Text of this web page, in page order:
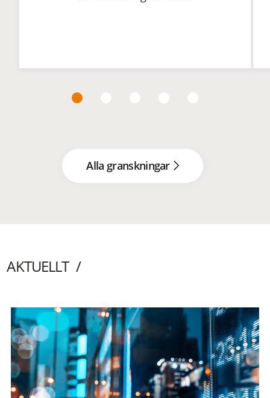
Alla granskningar
AKTUELLT